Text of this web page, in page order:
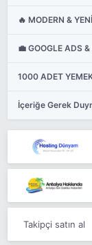
1000 ADET
Takipçi satın al